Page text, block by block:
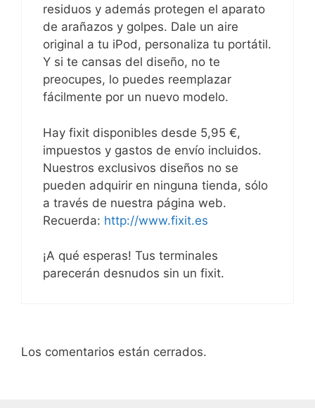
residuos y además protegen el aparato
de arañazos y golpes. Dale un aire
original a tu iPod, personaliza tu portátil.
Y si te cansas del diseño, no te
preocupes, lo puedes reemplazar
fácilmente por un nuevo modelo.
Hay fixit disponibles desde 5,95 €,
impuestos y gastos de envío incluidos.
Nuestros exclusivos diseños no se
pueden adquirir en ninguna tienda, sólo
a través de nuestra página web.
Recuerda: http://www.fixit.es
¡A qué esperas! Tus terminales
parecerán desnudos sin un fixit.
Los comentarios están cerrados.